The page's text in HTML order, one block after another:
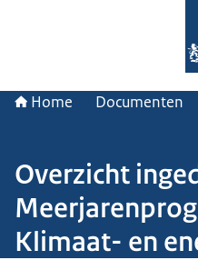
Home Documenten
Overzicht
Klimaat- en